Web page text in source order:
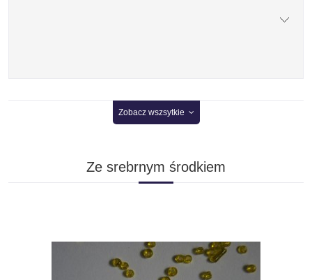
Zobacz wszsytkie
Ze srebrnym środkiem